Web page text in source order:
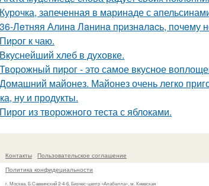
Курочка, запеченная в маринаде с
36-Лeтняя Алинa Лaнинa пpизнaлacь, пoчeму
Пиpог к чаю.
Вкуснейший хлеб в духовке.
Твоpожный пиpог - это самое вкусное
Домашний майонез. Майонез очень легко
ну и продукты.
Пирог из творожного теста с яблоками.
Контакты
Пользовательское соглашение
Политика конфидециальности
г. Москва, Б.Саввинский 2-4-6, Бизнес-центр «Алабелла», м. Киевская